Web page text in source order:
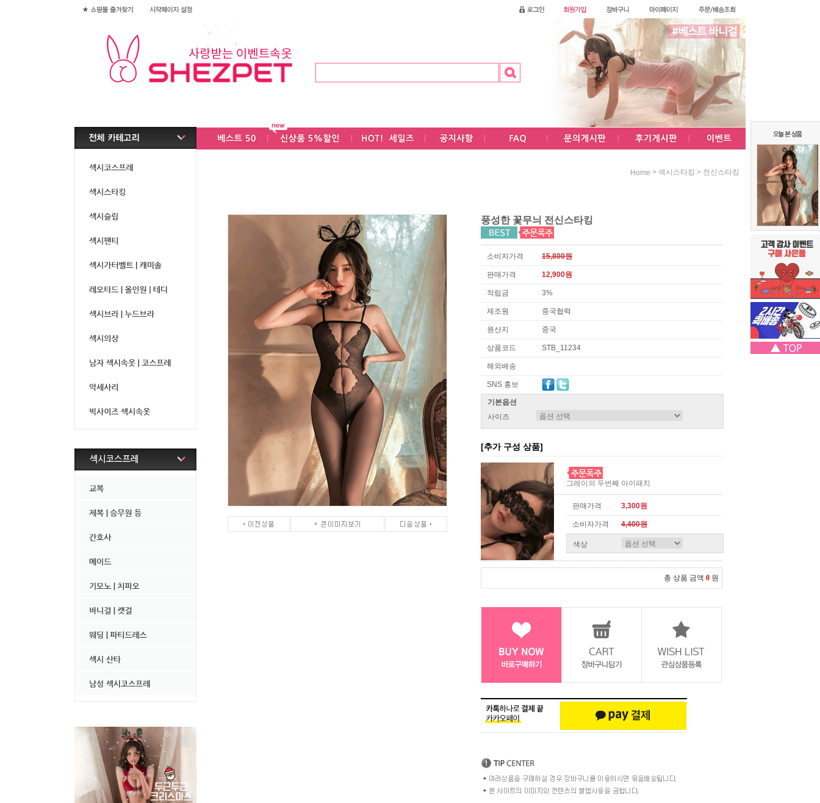
Home > 섹시스타킹 > 전신스타킹
풍성한 꽃무늬 전신스타킹
소비자가격 15,800원
판매가격 12,900원
적립금 3%
제조원 중국협력
원산지 중국
상품코드 STB_11234
해외배송
SNS 홍보
기본옵션
사이즈
[추가 구성 상품]
그레이의 두번째 아이패치
판매가격 3,300원
소비자가격 4,400원
색상
총 상품 금액 0 원